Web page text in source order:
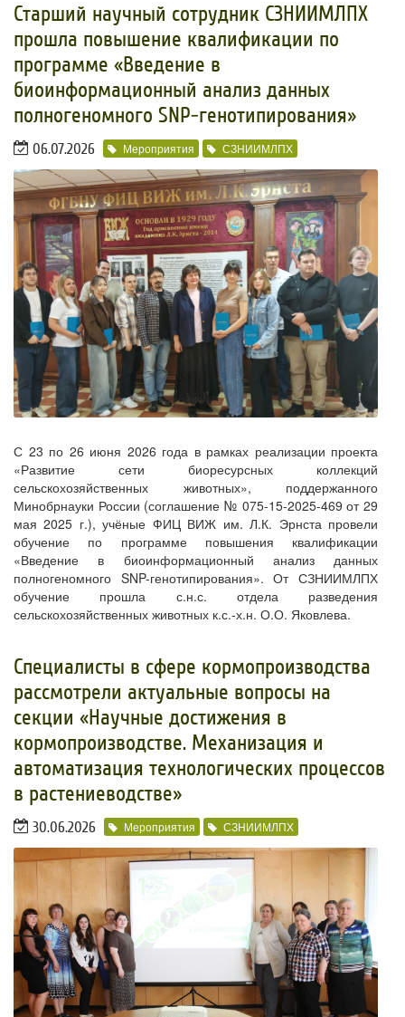
​Старший научный сотрудник СЗНИИМЛПХ
прошла повышение квалификации по
программе «Введение в
биоинформационный анализ данных
полногеномного SNP-генотипирования»
06.07.2026 Мероприятия СЗНИИМЛПХ
С 23 по 26 июня 2026 года в рамках реализации проекта
«Развитие сети биоресурсных коллекций
сельскохозяйственных животных», поддержанного
Минобрнауки России (соглашение № 075-15-2025-469 от 29
мая 2025 г.), учёные ФИЦ ВИЖ им. Л.К. Эрнста провели
обучение по программе повышения квалификации
«Введение в биоинформационный анализ данных
полногеномного SNP-генотипирования». От СЗНИИМЛПХ
обучение прошла с.н.с. отдела разведения
сельскохозяйственных животных к.с.-х.н. О.О. Яковлева.
​Специалисты в сфере кормопроизводства
рассмотрели актуальные вопросы на
секции «Научные достижения в
кормопроизводстве. Механизация и
автоматизация технологических процессов
в растениеводстве»
30.06.2026 Мероприятия СЗНИИМЛПХ